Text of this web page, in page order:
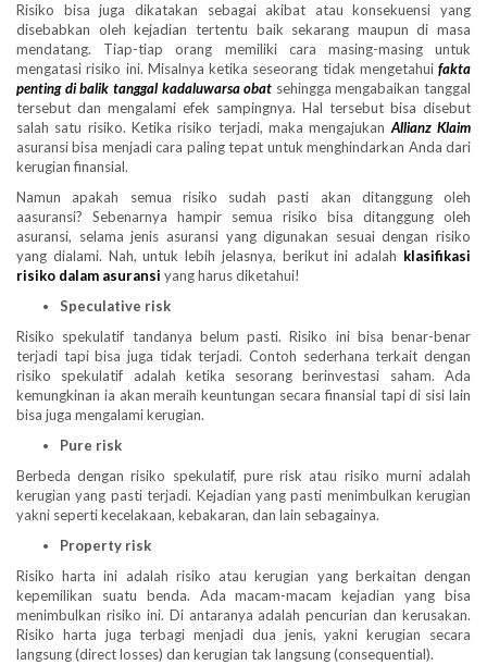
Risiko bisa juga dikatakan sebagai akibat atau konsekuensi yang
disebabkan oleh kejadian tertentu baik sekarang maupun di masa
mendatang. Tiap-tiap orang memiliki cara masing-masing untuk
mengatasi risiko ini. Misalnya ketika seseorang tidak mengetahui fakta
penting di balik tanggal kadaluwarsa obat sehingga mengabaikan tanggal
tersebut dan mengalami efek sampingnya. Hal tersebut bisa disebut
salah satu risiko. Ketika risiko terjadi, maka mengajukan Allianz Klaim
asuransi bisa menjadi cara paling tepat untuk menghindarkan Anda dari
kerugian finansial.
Namun apakah semua risiko sudah pasti akan ditanggung oleh
aasuransi? Sebenarnya hampir semua risiko bisa ditanggung oleh
asuransi, selama jenis asuransi yang digunakan sesuai dengan risiko
yang dialami. Nah, untuk lebih jelasnya, berikut ini adalah klasifikasi
risiko dalam asuransi yang harus diketahui!
Speculative risk
Risiko spekulatif tandanya belum pasti. Risiko ini bisa benar-benar
terjadi tapi bisa juga tidak terjadi. Contoh sederhana terkait dengan
risiko spekulatif adalah ketika sesorang berinvestasi saham. Ada
kemungkinan ia akan meraih keuntungan secara finansial tapi di sisi lain
bisa juga mengalami kerugian.
Pure risk
Berbeda dengan risiko spekulatif, pure risk atau risiko murni adalah
kerugian yang pasti terjadi. Kejadian yang pasti menimbulkan kerugian
yakni seperti kecelakaan, kebakaran, dan lain sebagainya.
Property risk
Risiko harta ini adalah risiko atau kerugian yang berkaitan dengan
kepemilikan suatu benda. Ada macam-macam kejadian yang bisa
menimbulkan risiko ini. Di antaranya adalah pencurian dan kerusakan.
Risiko harta juga terbagi menjadi dua jenis, yakni kerugian secara
langsung (direct losses) dan kerugian tak langsung (consequential).